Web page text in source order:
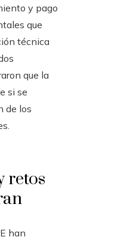
y pago
que
técnica
que la
si se
de los
retos
han